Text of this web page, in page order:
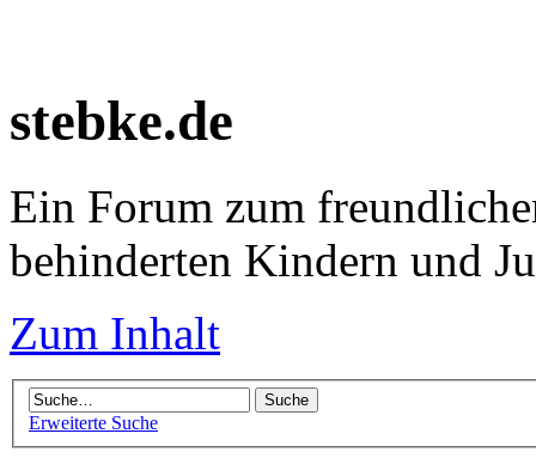
stebke.de
Ein Forum zum
behinderten Kindern und
Zum Inhalt
Erweiterte Suche